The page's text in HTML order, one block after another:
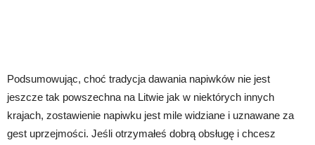
Podsumowując, choć tradycja dawania napiwków nie jest
jeszcze tak powszechna na Litwie jak w niektórych innych
krajach, zostawienie napiwku jest mile widziane i uznawane za
gest uprzejmości. Jeśli otrzymałeś dobrą obsługę i chcesz